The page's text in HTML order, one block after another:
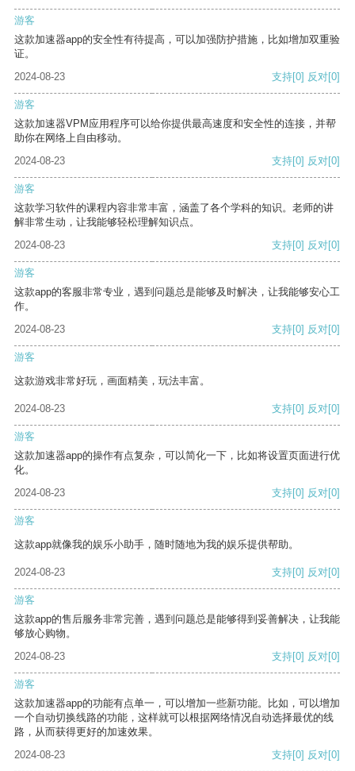
游客
这款加速器app的安全性有待提高，可以加强防护措施，比如增加双重验
证。
2024-08-23
支持[0] 反对[0]
游客
这款加速器VPM应用程序可以给你提供最高速度和安全性的连接，并帮
助你在网络上自由移动。
2024-08-23
支持[0] 反对[0]
游客
这款学习软件的课程内容非常丰富，涵盖了各个学科的知识。老师的讲
解非常生动，让我能够轻松理解知识点。
2024-08-23
支持[0] 反对[0]
游客
这款app的客服非常专业，遇到问题总是能够及时解决，让我能够安心工
作。
2024-08-23
支持[0] 反对[0]
游客
这款游戏非常好玩，画面精美，玩法丰富。
2024-08-23 支持[0] 反对[0]
游客
这款加速器app的操作有点复杂，可以简化一下，比如将设置页面进行优
化。
2024-08-23
支持[0] 反对[0]
游客
这款app就像我的娱乐小助手，随时随地为我的娱乐提供帮助。
2024-08-23 支持[0] 反对[0]
游客
这款app的售后服务非常完善，遇到问题总是能够得到妥善解决，让我能
够放心购物。
2024-08-23
支持[0] 反对[0]
游客
这款加速器app的功能有点单一，可以增加一些新功能。比如，可以增加
一个自动切换线路的功能，这样就可以根据网络情况自动选择最优的线
路，从而获得更好的加速效果。
2024-08-23
支持[0] 反对[0]